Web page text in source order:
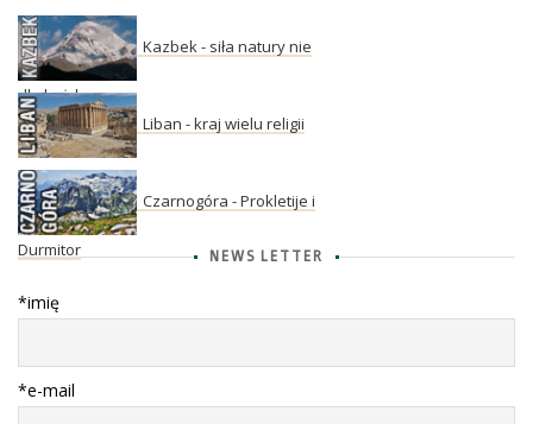
Kazbek - siła natury nie
dla każdego
Liban - kraj wielu religii
Czarnogóra - Prokletije i
Durmitor NEWS LETTER
*imię
*e-mail